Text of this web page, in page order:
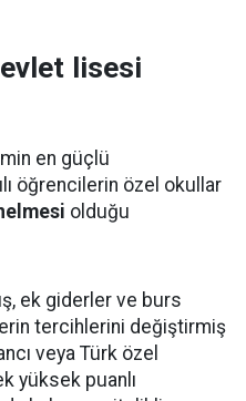
lisesi
en güçlü
öğrencilerin özel okullar
olduğu
ek giderler ve burs
tercihlerini değiştirmiş
veya Türk özel
yüksek puanlı